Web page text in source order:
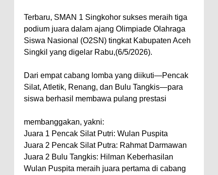
Terbaru, SMAN 1 Singkohor sukses meraih tiga
podium juara dalam ajang Olimpiade Olahraga
Siswa Nasional (O2SN) tingkat Kabupaten Aceh
Singkil yang digelar Rabu,(6/5/2026).
Dari empat cabang lomba yang diikuti—Pencak
Silat, Atletik, Renang, dan Bulu Tangkis—para
siswa berhasil membawa pulang prestasi
membanggakan, yakni:
Juara 1 Pencak Silat Putri: Wulan Puspita
Juara 2 Pencak Silat Putra: Rahmat Darmawan
Juara 2 Bulu Tangkis: Hilman Keberhasilan
Wulan Puspita meraih juara pertama di cabang